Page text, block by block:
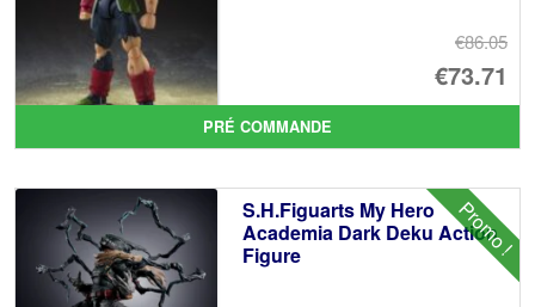
€86.05
€73.71
Le
PRÉ COMMANDE
Promo !
S.H.Figuarts My Hero
Academia Dark Deku Action
Figure